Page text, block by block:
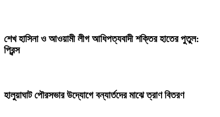
শেখ হাসিনা ও আওয়ামী লীগ আধিপত্যবাদী শক্তির হাতের পুতুল:
প্রিন্স
হালুয়াঘাট পৌরসভার উদ্যোগে বন্যার্তদের মাঝে ত্রাণ বিতরণ